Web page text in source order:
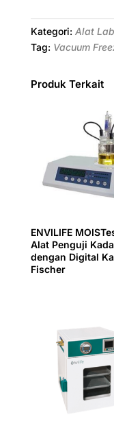
Kategori: Alat
Tag: Vacuum
Produk Terkait
ENVILIFE
Alat Penguji
dengan Digital
Fischer